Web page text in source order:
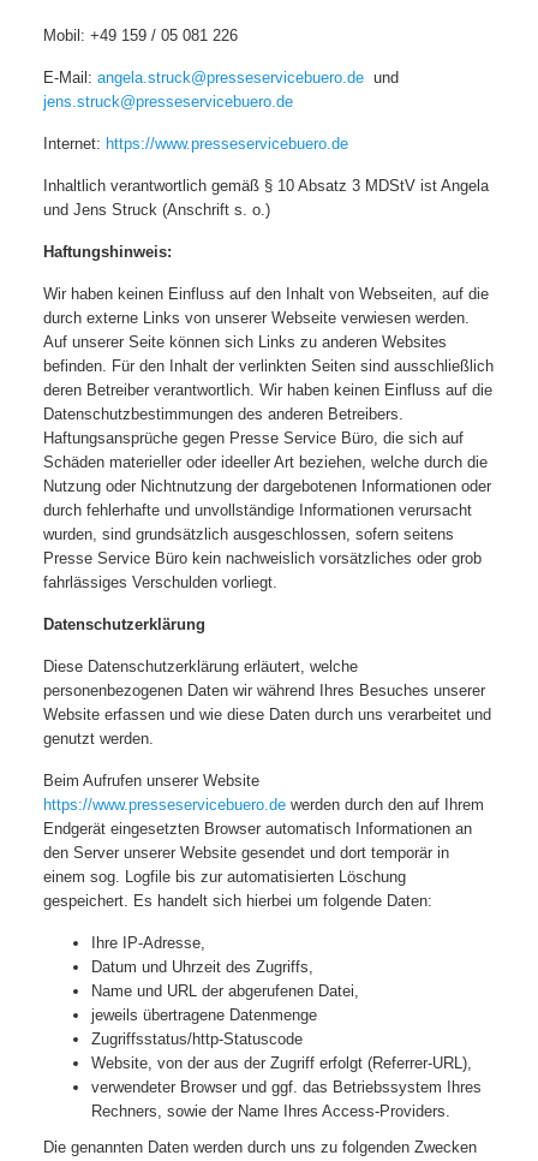
Mobil: +49 159 / 05 081 226
E-Mail:angela.struck@presseservicebuero.de und
jens.struck@presseservicebuero.de
Internet: https://www.presseservicebuero.de
Inhaltlich verantwortlich gemäß § 10 Absatz 3 MDStV ist Angela
und Jens Struck (Anschrift s. o.)
Haftungshinweis:
Wir haben keinen Einfluss auf den Inhalt von Webseiten, auf die
durch externe Links von unserer Webseite verwiesen werden.
Auf unserer Seite können sich Links zu anderen Websites
befinden. Für den Inhalt der verlinkten Seiten sind ausschließlich
deren Betreiber verantwortlich. Wir haben keinen Einfluss auf die
Datenschutzbestimmungen des anderen Betreibers.
Haftungsansprüche gegen Presse Service Büro, die sich auf
Schäden materieller oder ideeller Art beziehen, welche durch die
Nutzung oder Nichtnutzung der dargebotenen Informationen oder
durch fehlerhafte und unvollständige Informationen verursacht
wurden, sind grundsätzlich ausgeschlossen, sofern seitens
Presse Service Büro kein nachweislich vorsätzliches oder grob
fahrlässiges Verschulden vorliegt.
Datenschutzerklärung
Diese Datenschutzerklärung erläutert, welche
personenbezogenen Daten wir während Ihres Besuches unserer
Website erfassen und wie diese Daten durch uns verarbeitet und
genutzt werden.
Beim Aufrufen unserer Website
https://www.presseservicebuero.de werden durch den auf Ihrem
Endgerät eingesetzten Browser automatisch Informationen an
den Server unserer Website gesendet und dort temporär in
einem sog. Logfile bis zur automatisierten Löschung
gespeichert. Es handelt sich hierbei um folgende Daten:
Ihre IP-Adresse,
Datum und Uhrzeit des Zugriffs,
Name und URL der abgerufenen Datei,
jeweils übertragene Datenmenge
Zugriffsstatus/http-Statuscode
Website, von der aus der Zugriff erfolgt (Referrer-URL),
verwendeter Browser und ggf. das Betriebssystem Ihres
Rechners, sowie der Name Ihres Access-Providers.
Die genannten Daten werden durch uns zu folgenden Zwecken